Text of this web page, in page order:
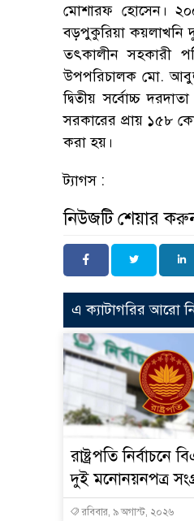
মোশারফ হোসেন।
বড়পুকুরিয়া কয়লাখনি
তৎকালীন সহকারী
উপপরিচালক মো.
দ্বিতীয় সর্বোচ্চ
সরকারের প্রায় ১৫৮
করা হয়।
ট্যাগস :
নিউজটি শেয়ার
এ ক্যাটাগরির আরো
রাষ্ট্রপতি নির্বাচনে
দুই মনোনয়নপত্র
রবিবার, ৯ অগাস্ট, ২০২৬